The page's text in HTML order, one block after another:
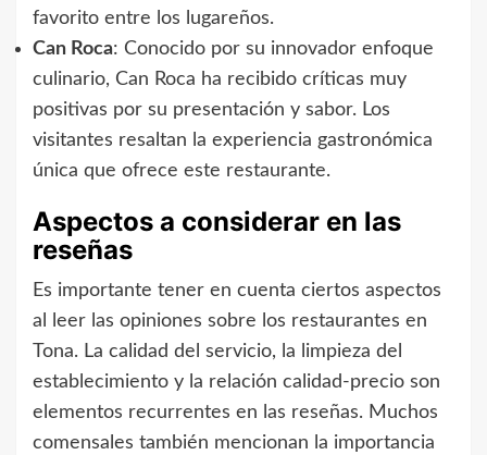
favorito entre los lugareños.
Can Roca: Conocido por su innovador enfoque
culinario, Can Roca ha recibido críticas muy
positivas por su presentación y sabor. Los
visitantes resaltan la experiencia gastronómica
única que ofrece este restaurante.
Aspectos a considerar en las
reseñas
Es importante tener en cuenta ciertos aspectos
al leer las opiniones sobre los restaurantes en
Tona. La calidad del servicio, la limpieza del
establecimiento y la relación calidad-precio son
elementos recurrentes en las reseñas. Muchos
comensales también mencionan la importancia